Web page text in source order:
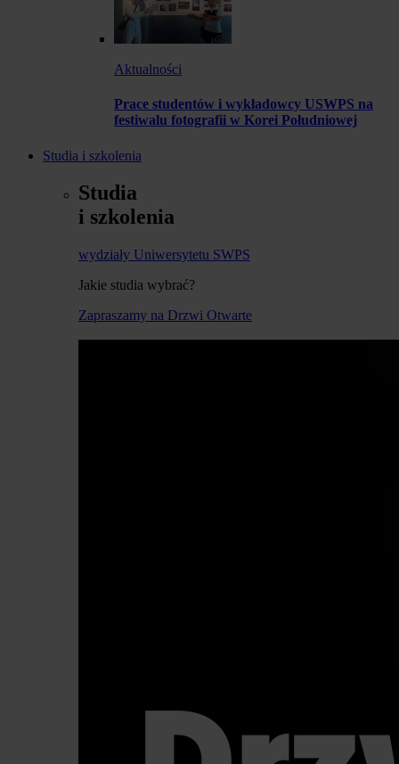
Aktualności
Prace studentów i wykładowcy USWPS na
festiwalu fotografii w Korei Południowej
Studia i szkolenia
Studia
i szkolenia
wydziały Uniwersytetu SWPS
Jakie studia wybrać?
Zapraszamy na Drzwi Otwarte